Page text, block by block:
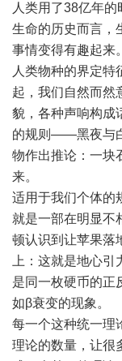
人类用了38亿年
生命的历史而言，
事情变得有趣起来。
人类物种的界定特
起，我们自然而然
貌，各种声响构成
的规则――黑夜与
物作出推论：一块
来。
适用于我们个体的
就是一部在明显不
顿认识到让苹果落
上：这就是地心
是同一枚硬币的正
如β衰变的现象。
每一个这种统一理
理论的数量，让很